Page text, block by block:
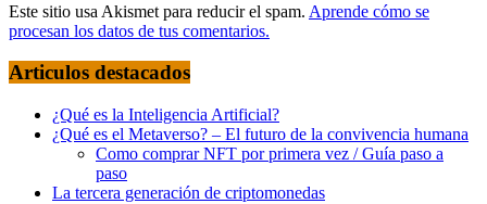
Este sitio usa Akismet para reducir el spam. Aprende cómo se
procesan los datos de tus comentarios.
Articulos destacados
¿Qué es la Inteligencia Artificial?
¿Qué es el Metaverso? – El futuro de la convivencia humana
Como comprar NFT por primera vez / Guía paso a
paso
La tercera generación de criptomonedas